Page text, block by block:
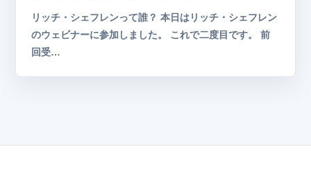
リッチ・シェフレンって誰？ 本日はリッチ・シェフレン
のウェビナーに参加しました。 これで二度目です。 前
回受…